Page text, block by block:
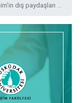
arasına katıldı